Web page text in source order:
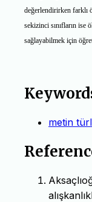
değerlendirirken farklı
sekizinci sınıfların ise
sağlayabilmek için
metin